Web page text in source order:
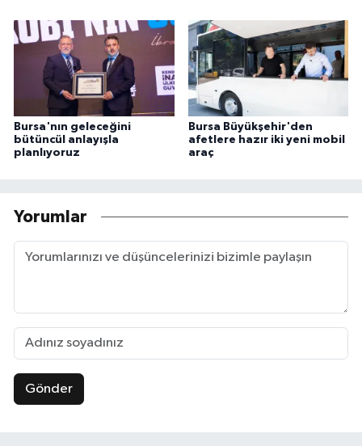
Bursa'nın geleceğini
bütüncül anlayışla
planlıyoruz
Bursa Büyükşehir'den
afetlere hazır iki yeni mobil
araç
Yorumlar
Gönder